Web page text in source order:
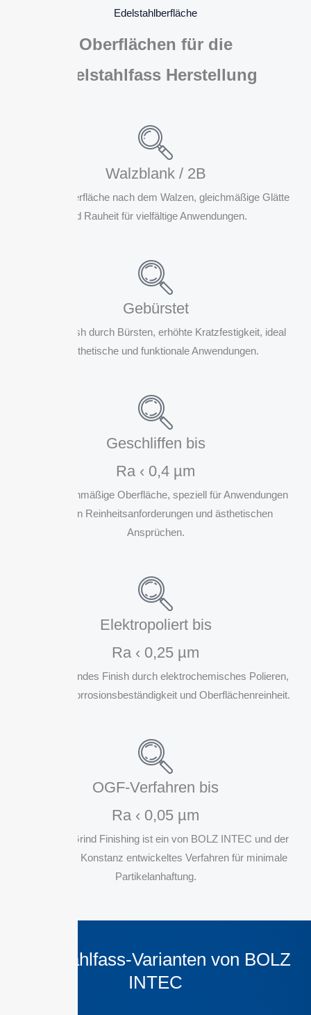
Edelstahlberfläche
Oberflächen für die
Edelstahlfass Herstellung
Walzblank / 2B
Standardoberfläche nach dem Walzen, gleichmäßige Glätte
und Rauheit für vielfältige Anwendungen.
Gebürstet
Mattes Finish durch Bürsten, erhöhte Kratzfestigkeit, ideal
für ästhetische und funktionale Anwendungen.
Geschliffen bis
Ra ‹ 0,4 µm
Feine, gleichmäßige Oberfläche, speziell für Anwendungen
mit hohen Reinheitsanforderungen und ästhetischen
Ansprüchen.
Elektropoliert bis
Ra ‹ 0,25 µm
Hochglänzendes Finish durch elektrochemisches Polieren,
maximale Korrosionsbeständigkeit und Oberflächenreinheit.
OGF-Verfahren bis
Ra ‹ 0,05 µm
Optimized Grind Finishing ist ein von BOLZ INTEC und der
Hochschule Konstanz entwickeltes Verfahren für minimale
Partikelanhaftung.
Edelstahlfass-Varianten von BOLZ
INTEC